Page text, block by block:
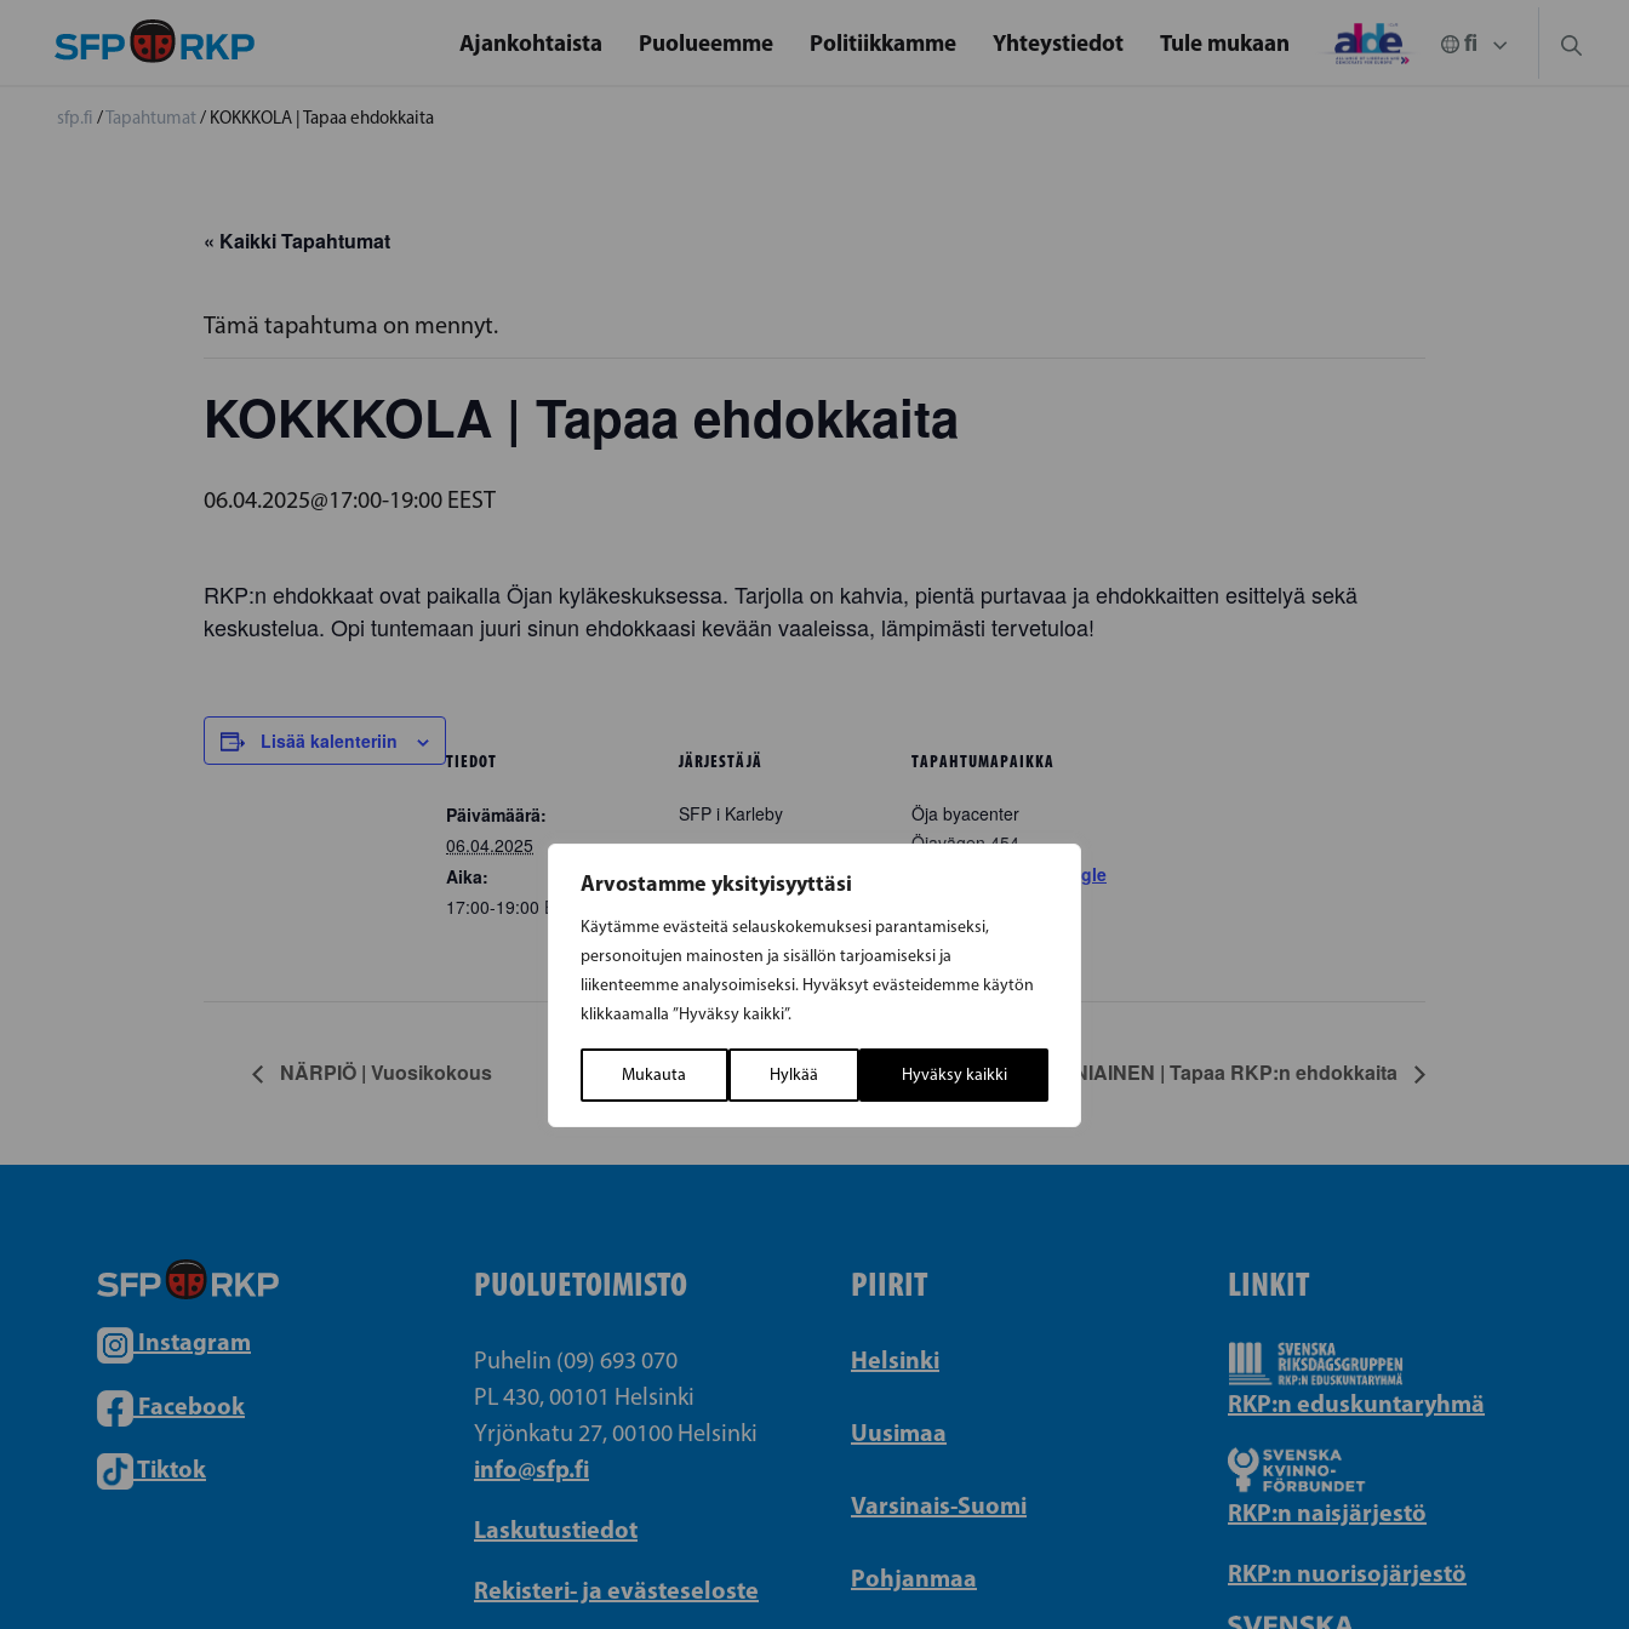
Arvostamme yksityisyyttäsi
Käytämme evästeitä selauskokemuksesi parantamiseksi,
personoitujen mainosten ja sisällön tarjoamiseksi ja
liikenteemme analysoimiseksi. Hyväksyt evästeidemme käytön
klikkaamalla ”Hyväksy kaikki”.
Mukauta Hylkää Hyväksy kaikki
Ajankohtaista Puolueemme Politiikkamme Yhteystiedot Tule mukaan
sfp.fi /Tapahtumat/ KOKKKOLA | Tapaa ehdokkaita
« Kaikki Tapahtumat
Tämä tapahtuma on mennyt.
KOKKKOLA | Tapaa ehdokkaita
06.04.2025@17:00-19:00 EEST
RKP:n ehdokkaat ovat paikalla Öjan kyläkeskuksessa. Tarjolla on kahvia, pientä purtavaa ja ehdokkaitten esittelyä sekä
keskustelua. Opi tuntemaan juuri sinun ehdokkaasi kevään vaaleissa, lämpimästi tervetuloa!
Lisää kalenteriin
TIEDOT
Päivämäärä:
06.04.2025
Aika:
17:00-19:00 EEST
JÄRJESTÄJÄ
SFP i Karleby
TAPAHTUMAPAIKKA
Öja byacenter
Öjavägen 454
+ Google
NÄRPIÖ | Vuosikokous KAUNIAINEN | Tapaa RKP:n ehdokkaita
Instagram
Facebook
Tiktok
PUOLUETOIMISTO
Puhelin (09) 693 070
PL 430, 00101 Helsinki
Yrjönkatu 27, 00100 Helsinki
info@sfp.fi
Laskutustiedot
Rekisteri- ja evästeseloste
PIIRIT
Helsinki
Uusimaa
Varsinais-Suomi
Pohjanmaa
LINKIT
RKP:n eduskuntaryhmä
RKP:n naisjärjestö
RKP:n nuorisojärjestö